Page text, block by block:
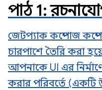
পাঠ 1:
জেটপ্যাক কম্পোজ
চারপাশে তৈরি করা
আপনাকে UI এর
করার পরিবর্তে